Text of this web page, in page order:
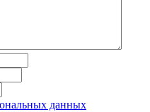
данных